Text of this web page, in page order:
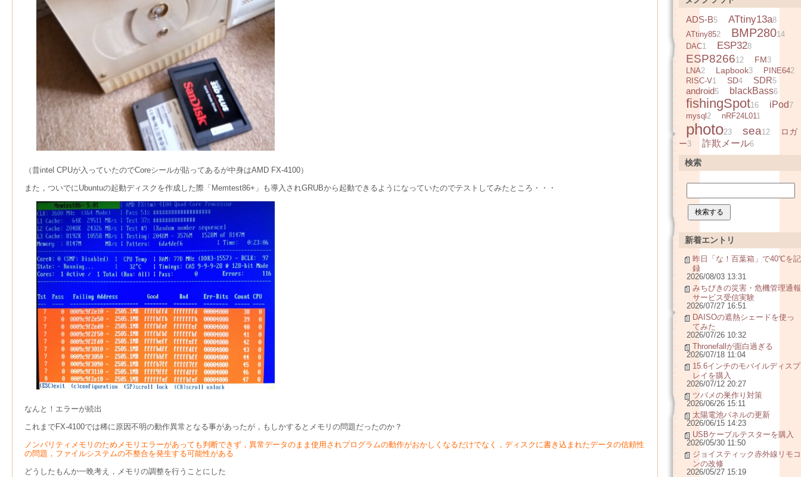
（昔intel CPUが入っていたのでCoreシールが貼ってあるが中身はAMD FX-4100）
また，ついでにUbuntuの起動ディスクを作成した際「Memtest86+」も導入されGRUBから起動できるようになっていたのでテストしてみたところ・・・
なんと！エラーが続出
これまでFX-4100では稀に原因不明の動作異常となる事があったが，もしかするとメモリの問題だったのか？
ノンパリティメモリのためメモリエラーがあっても判断できず，異常データのまま使用されプログラムの動作がおかしくなるだけでなく，ディスクに書き込まれたデータの信頼性
の問題， ファイルシステムの不整合を発生する可能性がある
どうしたもんか一晩考え，メモリの調整を行うことにした
ADS-B5 ATtiny13a8
ATtiny852 BMP28014
DAC1 ESP328
ESP826612 FM3
LNA2 Lapbook3 PINE642
RISC-V1 SD4 SDR5
android5 blackBass6
fishingSpot16 iPod7
mysql 2 nRF24L011
photo23 sea12
ロガ
ー3 詐欺メール6
検索
新着エントリ
昨日「な！百葉箱」で40℃を記
録
2026/08/03 13:31
みちびきの災害・危機管理通報
サービス受信実験
2026/07/27 16:51
DAISOの遮熱シェードを使っ
てみた
2026/07/26 10:32
Thronefallが面白過ぎる
2026/07/18 11:04
15.6インチのモバイルディスプ
レイを購入
2026/07/12 20:27
ツバメの巣作り対策
2026/06/26 15:11
太陽電池パネルの更新
2026/06/15 14:23
USBケーブルテスターを購入
2026/05/30 11:50
ジョイスティック赤外線リモコ
ンの改修
2026/05/27 15:19